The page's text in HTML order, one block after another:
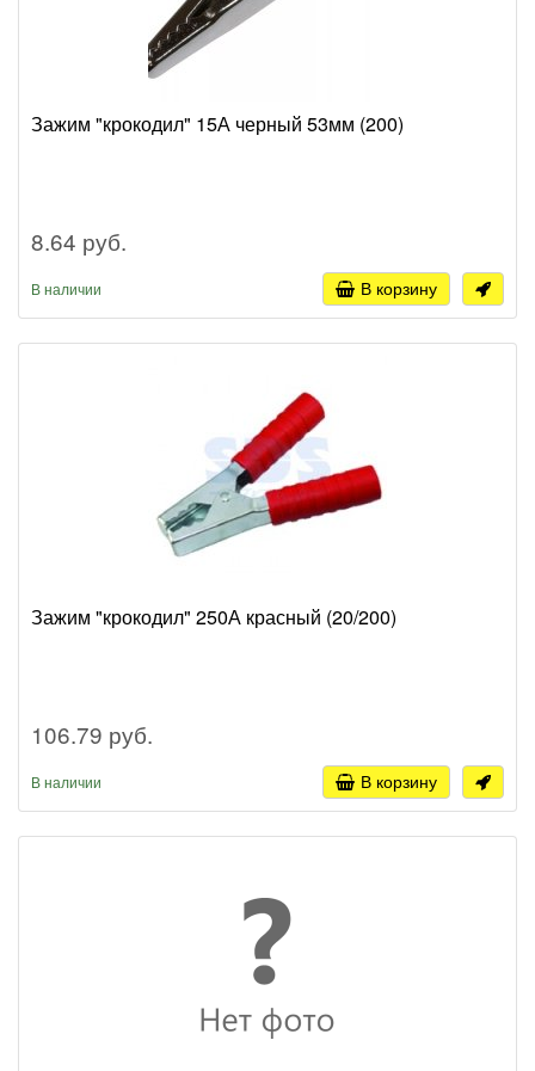
Зажим "крокодил" 15А черный 53мм (200)
8.64 руб.
В наличии В корзину
Зажим "крокодил" 250А красный (20/200)
106.79 руб.
В наличии В корзину